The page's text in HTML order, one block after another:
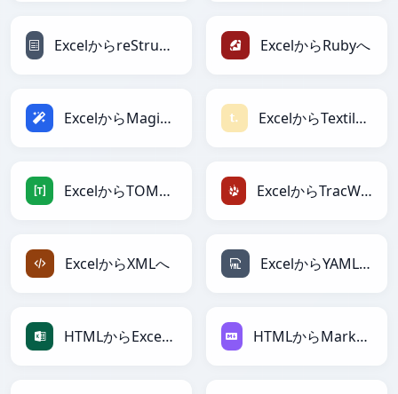
ExcelからreStructuredTextへ ExcelからRubyへ
ExcelからMagicへ ExcelからTextileへ
ExcelからTOMLへ ExcelからTracWikiへ
ExcelからXMLへ ExcelからYAMLへ
HTMLからExcelへ HTMLからMarkdownへ